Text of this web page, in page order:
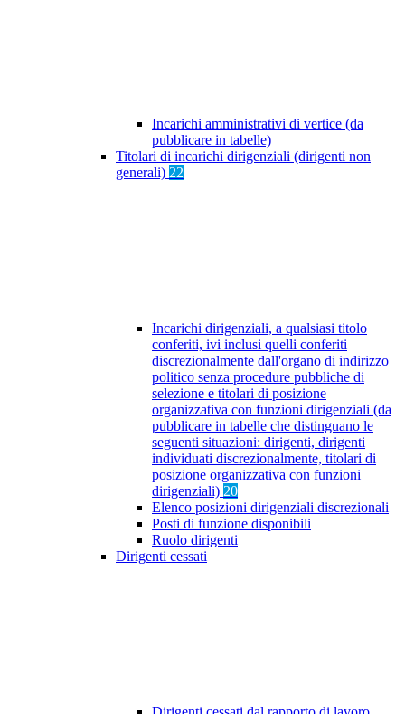
Incarichi amministrativi di vertice (da
pubblicare in tabelle)
Titolari di incarichi dirigenziali (dirigenti non
generali) 22
Incarichi dirigenziali, a qualsiasi titolo
conferiti, ivi inclusi quelli conferiti
discrezionalmente dall'organo di indirizzo
politico senza procedure pubbliche di
selezione e titolari di posizione
organizzativa con funzioni dirigenziali (da
pubblicare in tabelle che distinguano le
seguenti situazioni: dirigenti, dirigenti
individuati discrezionalmente, titolari di
posizione organizzativa con funzioni
dirigenziali) 20
Elenco posizioni dirigenziali discrezionali
Posti di funzione disponibili
Ruolo dirigenti
Dirigenti cessati